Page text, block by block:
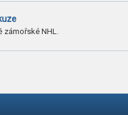
zámořské NHL.